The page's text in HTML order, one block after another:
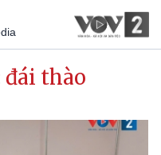
đái thào